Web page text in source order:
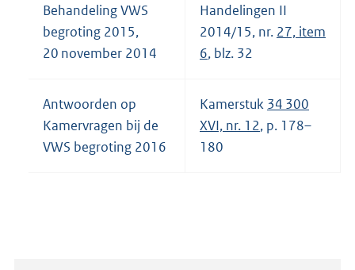
Behandeling VWS
begroting 2015,
20 november 2014
Handelingen II
2014/15, nr. 27, item
6, blz. 32
Antwoorden op
Kamervragen bij de
VWS begroting 2016
Kamerstuk 34 300
XVI, nr. 12, p. 178–
180